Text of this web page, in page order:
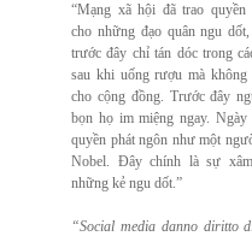
“Mạng xã hội đã trao quyền
cho những đạo quân ngu
trước đây chỉ tán dóc trong
sau khi uống rượu mà
cho cộng đồng. Trước đây
bọn họ im miệng ngay. Ngày
quyền phát ngôn như một
Nobel. Đây chính là sự
những kẻ ngu dốt.”
“Social media danno diritto